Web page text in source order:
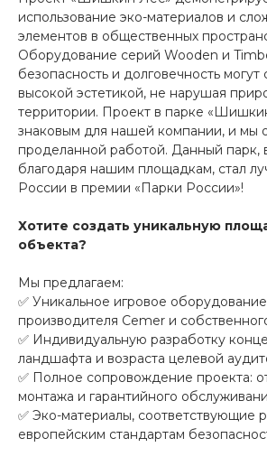
использование эко-материалов и
элементов в общественных
Оборудование серий Wooden и
безопасность и долговечность могут
высокой эстетикой, не нарушая
территории. Проект в парке
знаковым для нашей компании, и мы
проделанной работой. Данный парк,
благодаря нашим площадкам, стал
России в премии «Парки России»!
Хотите создать уникальную
объекта?
Мы предлагаем:
✅ Уникальное игровое
производителя Cemer и
✅ Индивидуальную разработку
ландшафта и возраста целевой
✅ Полное сопровождение проекта:
монтажа и гарантийного
✅ Эко-материалы, соответствующие
европейским стандартам